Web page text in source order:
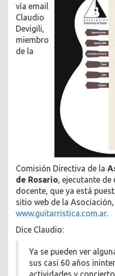
vía email
Claudio
Devigili,
miembro
de la
Comisión Directiva de la
de Rosario, ejecutante de
docente, que ya está
sitio web de la Asociación,
www.guitarristica.com.ar.
Dice Claudio:
Ya se pueden ver
sus casi 60 años
actividades y